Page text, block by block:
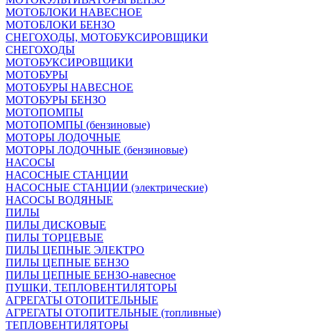
МОТОБЛОКИ НАВЕСНОЕ
МОТОБЛОКИ БЕНЗО
СНЕГОХОДЫ, МОТОБУКСИРОВЩИКИ
СНЕГОХОДЫ
МОТОБУКСИРОВЩИКИ
МОТОБУРЫ
МОТОБУРЫ НАВЕСНОЕ
МОТОБУРЫ БЕНЗО
МОТОПОМПЫ
МОТОПОМПЫ (бензиновые)
МОТОРЫ ЛОДОЧНЫЕ
МОТОРЫ ЛОДОЧНЫЕ (бензиновые)
НАСОСЫ
НАСОСНЫЕ СТАНЦИИ
НАСОСНЫЕ СТАНЦИИ (электрические)
НАСОСЫ ВОДЯНЫЕ
ПИЛЫ
ПИЛЫ ДИСКОВЫЕ
ПИЛЫ ТОРЦЕВЫЕ
ПИЛЫ ЦЕПНЫЕ ЭЛЕКТРО
ПИЛЫ ЦЕПНЫЕ БЕНЗО
ПИЛЫ ЦЕПНЫЕ БЕНЗО-навесное
ПУШКИ, ТЕПЛОВЕНТИЛЯТОРЫ
АГРЕГАТЫ ОТОПИТЕЛЬНЫЕ
АГРЕГАТЫ ОТОПИТЕЛЬНЫЕ (топливные)
ТЕПЛОВЕНТИЛЯТОРЫ